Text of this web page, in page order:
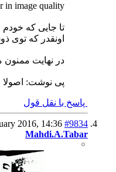
in image quality.
تا جایی که خودم
اونقدر که توی
در نهایت ممنون
پی نوشت: اصولا
پاسخ با نقل قول
2016, 14:36 #9834
Mahdi.A.Tabar